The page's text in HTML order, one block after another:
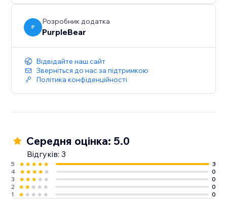
P
Розробник додатка
PurpleBear
Відвідайте наш сайт
Зверніться до нас за підтримкою
Політика конфіденційності
Середня оцінка: 5.0
Відгуків: 3
5
3
4
0
3
0
2
0
1
0